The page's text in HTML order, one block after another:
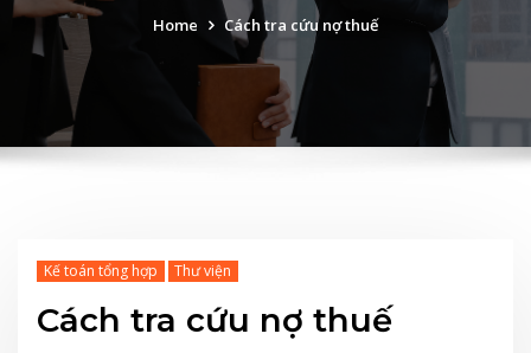
Home Cách tra cứu nợ thuế
Kế toán tổng hợp Thư viện
Cách tra cứu nợ thuế